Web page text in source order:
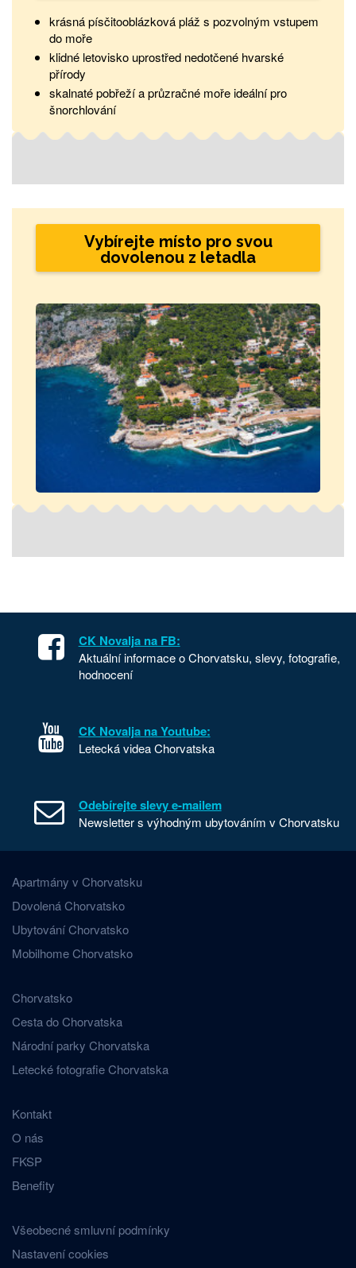
krásná písčitooblázková pláž s pozvolným vstupem
do moře
klidné letovisko uprostřed nedotčené hvarské
přírody
skalnaté pobřeží a průzračné moře ideální pro
šnorchlování
Vybírejte místo pro svou
dovolenou z letadla
CK Novalja na FB:
Aktuální informace o Chorvatsku, slevy, fotografie,
hodnocení
CK Novalja na Youtube:
Letecká videa Chorvatska
Odebírejte slevy e-mailem
Newsletter s výhodným ubytováním v Chorvatsku
Apartmány v Chorvatsku
Dovolená Chorvatsko
Ubytování Chorvatsko
Mobilhome Chorvatsko
Chorvatsko
Cesta do Chorvatska
Národní parky Chorvatska
Letecké fotografie Chorvatska
Kontakt
O nás
FKSP
Benefity
Všeobecné smluvní podmínky
Nastavení cookies